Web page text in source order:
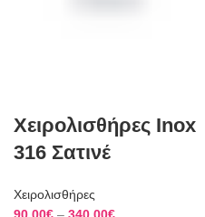
Χειρολισθήρες Inox
316 Σατινέ
Χειρολισθήρες
Price